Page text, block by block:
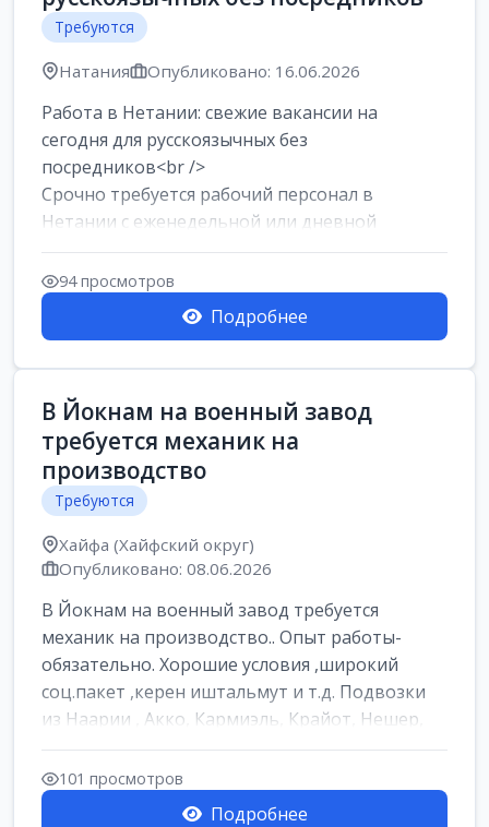
Требуются
Натания Опубликовано: 16.06.2026
Работа в Нетании: свежие вакансии на
сегодня для русскоязычных без
посредников<br />
Срочно требуется рабочий персонал в
Нетании с еженедельной или дневной
оплатой<br />
Свежие вакансии в Нетании дл...
94 просмотров
Подробнее
В Йокнам на военный завод
требуется механик на
производство
Требуются
Хайфа (Хайфский округ)
Опубликовано: 08.06.2026
В Йокнам на военный завод требуется
механик на производство.. Опыт работы-
обязательно. Хорошие условия ,широкий
соц.пакет ,керен иштальмут и т.д. Подвозки
из Наарии , Акко, Кармиэль, Крайот, Нешер,
Ха...
101 просмотров
Подробнее